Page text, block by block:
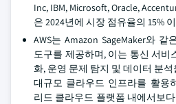
Inc, IBM, Microsoft, Oracle,
은 2024년에 시장 점유율의 15%
AWS는 Amazon SageMaker와
도구를 제공하며, 이는 통신 서비
화, 운영 문제 탐지 및 데이터 분석
대규모 클라우드 인프라를 활용
리드 클라우드 플랫폼 내에서보